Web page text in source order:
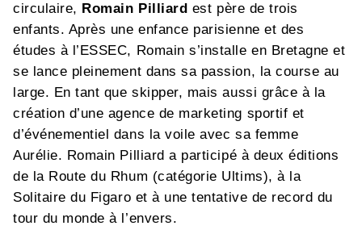
circulaire, Romain Pilliard est père de trois
enfants. Après une enfance parisienne et des
études à l’ESSEC, Romain s’installe en Bretagne et
se lance pleinement dans sa passion, la course au
large. En tant que skipper, mais aussi grâce à la
création d’une agence de marketing sportif et
d’événementiel dans la voile avec sa femme
Aurélie. Romain Pilliard a participé à deux éditions
de la Route du Rhum (catégorie Ultims), à la
Solitaire du Figaro et à une tentative de record du
tour du monde à l’envers.